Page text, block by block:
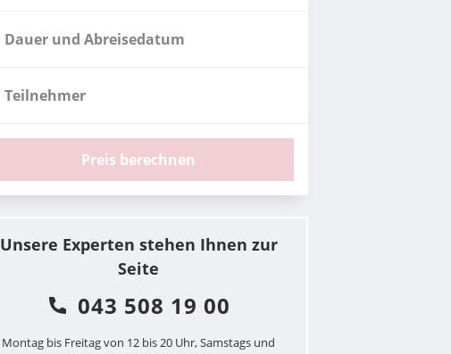
Dauer und Abreisedatum
Teilnehmer
Preis berechnen
Unsere Experten stehen Ihnen zur
Seite
043 508 19 00
Montag bis Freitag von 12 bis 20 Uhr, Samstags und